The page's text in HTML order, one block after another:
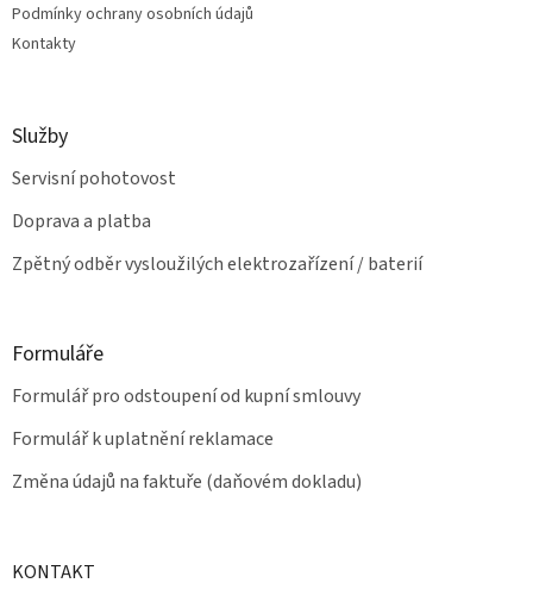
Podmínky ochrany osobních údajů
Kontakty
Služby
Servisní pohotovost
Doprava a platba
Zpětný odběr vysloužilých elektrozařízení / baterií
Formuláře
Formulář pro odstoupení od kupní smlouvy
Formulář k uplatnění reklamace
Změna údajů na faktuře (daňovém dokladu)
KONTAKT